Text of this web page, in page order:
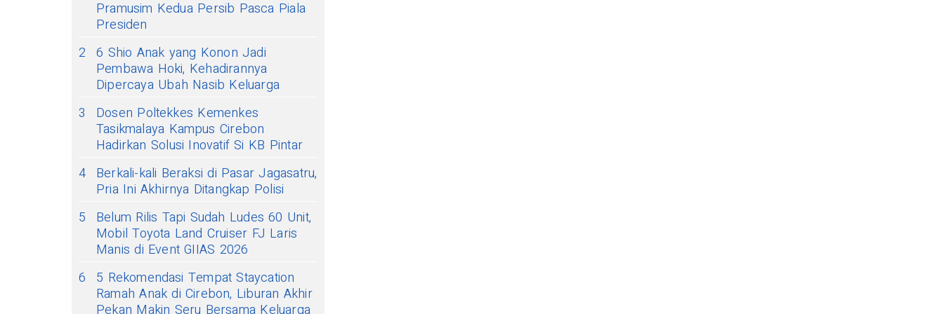
Pramusim Kedua Persib Pasca Piala
Presiden
2 6 Shio Anak yang Konon Jadi
Pembawa Hoki, Kehadirannya
Dipercaya Ubah Nasib Keluarga
3
Dosen Poltekkes Kemenkes
Tasikmalaya Kampus Cirebon
Hadirkan Solusi Inovatif Si KB Pintar
4 Berkali-kali Beraksi di Pasar Jagasatru,
Pria Ini Akhirnya Ditangkap Polisi
5
Belum Rilis Tapi Sudah Ludes 60 Unit,
Mobil Toyota Land Cruiser FJ Laris
Manis di Event GIIAS 2026
6
5 Rekomendasi Tempat Staycation
Ramah Anak di Cirebon, Liburan Akhir
Pekan Makin Seru Bersama Keluarga